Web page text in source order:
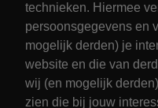
technieken. Hiermee
persoonsgegevens en
mogelijk derden) je
website en die van
wij (en mogelijk
zien die bij jouw
Algemeen
Contact